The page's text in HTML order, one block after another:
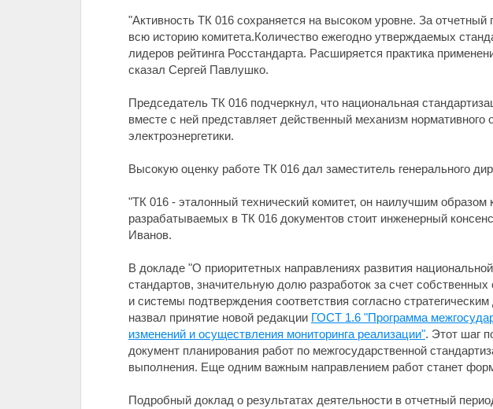
"Активность ТК 016 сохраняется на высоком уровне. За
всю историю комитета.Количество ежегодно утверждаемых
лидеров рейтинга Росстандарта. Расширяется практика
сказал Сергей Павлушко.
Председатель ТК 016 подчеркнул, что национальная
вместе с ней представляет действенный механизм
электроэнергетики.
Высокую оценку работе ТК 016 дал заместитель генерального
"ТК 016 - эталонный технический комитет, он наилучшим
разрабатываемых в ТК 016 документов стоит инженерный
Иванов.
В докладе "О приоритетных направлениях развития
стандартов, значительную долю разработок за счет
и системы подтверждения соответствия согласно
назвал принятие новой редакции ГОСТ 1.6 "Программа
изменений и осуществления мониторинга реализации". Этот шаг
документ планирования работ по межгосударственной
выполнения. Еще одним важным направлением работ станет
Подробный доклад о результатах деятельности в отчетный